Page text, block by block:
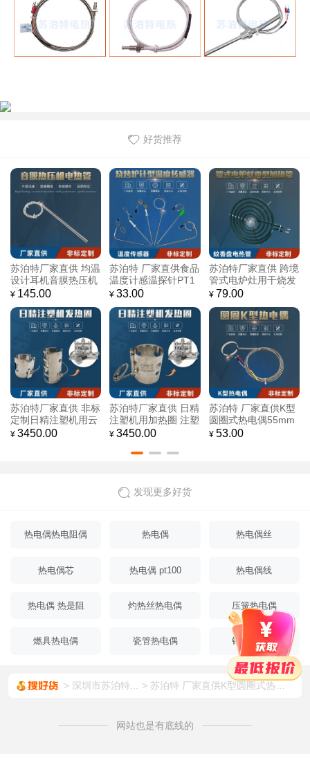
好货推荐
苏泊特厂家直供 均温
设计耳机音膜热压机
模具加热管成型机单
¥ 145.00
苏泊特 厂家直供食品
温度计感温探针PT1
000烤炉热电偶烤肉
¥ 33.00
苏泊特厂家直供 跨境
管式电炉灶用干烧发
热管带三脚架蚊香型
¥ 79.00
苏泊特厂家直供 非标
定制日精注塑机用云
母发热圈奶瓶注塑模
¥ 3450.00
苏泊特厂家直供 日精
注塑机用加热圈 注塑
挤出机模具电热圈 云
¥ 3450.00
苏泊特 厂家直供K型
圆圈式热电偶55mm
可松紧式圆圈热电偶
¥ 53.00
发现更多好货
热电偶热电阻偶 热电偶 热电偶丝
热电偶芯 热电偶 pt100 热电偶线
热电偶 热是阻 灼热丝热电偶 压簧热电偶
燃具热电偶 瓷管热电偶 铠装热电偶
深圳市苏泊特... 苏泊特 厂家直供K型圆圈式热电偶55mm可松紧式圆圈热电偶卡簧式感温线温度传感器
网站也是有底线的